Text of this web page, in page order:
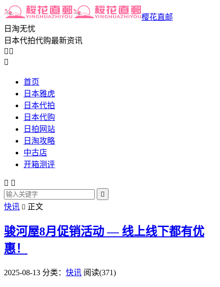
樱花直邮
日淘无忧
日本代拍代购最新资讯
 

首页
日本雅虎
日本代拍
日本代购
日拍网站
日淘攻略
中古店
开箱测评
 

快讯  正文
骏河屋8月促销活动 — 线上线下都有优
惠！
2025-08-13 分类： 快讯 阅读(371)